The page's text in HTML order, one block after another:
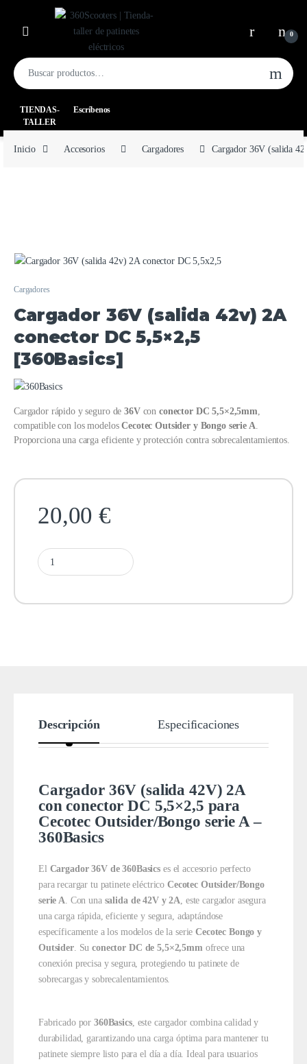
0
TIENDAS-
TALLER
Escríbenos
Inicio Accesorios Cargadores Cargador 36V (salida
Cargadores
Cargador 36V (salida 42v) 2A
conector DC 5,5×2,5
[360Basics]
Cargador rápido y seguro de36Vcon conector DC 5,5×2,5mm,
compatible con los modelosCecotec Outsider y Bongo serie A.
Proporciona una carga eficiente y protección contra sobrecalentamientos.
20,00€
Descripción Especificaciones
Cargador 36V (salida 42V) 2A
con conector DC 5,5×2,5 para
Cecotec Outsider/Bongo serie A –
360Basics
El Cargador 36V de 360Basics es el accesorio perfecto
para recargar tu patinete eléctrico Cecotec Outsider/Bongo
serie A. Con una salida de 42V y 2A, este cargador asegura
una carga rápida, eficiente y segura, adaptándose
específicamente a los modelos de la serieCecotec Bongo y
Outsider. Suconector DC de 5,5×2,5mm ofrece una
conexión precisa y segura, protegiendo tu patinete de
sobrecargas y sobrecalentamientos.
Fabricado por360Basics, este cargador combina calidad y
durabilidad, garantizando una carga óptima para mantener tu
patinete siempre listo para el día a día. Ideal para usuarios